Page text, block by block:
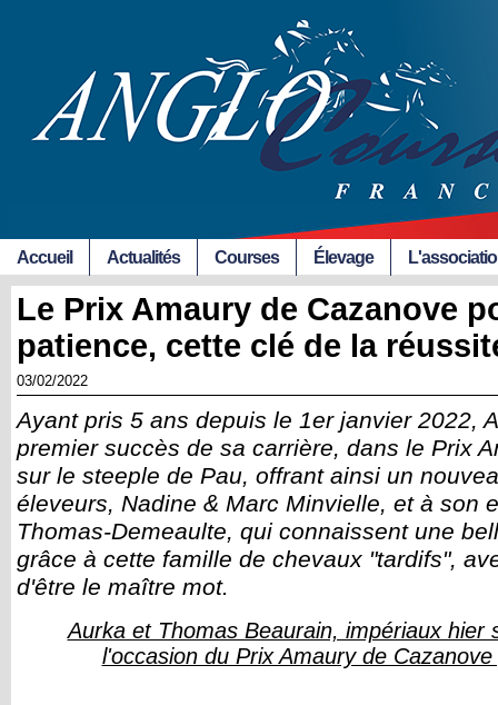
Accueil Actualités Courses Élevage
Le Prix Amaury de Cazanove
patience, cette clé de la
03/02/2022
Ayant pris 5 ans depuis le 1er janvier 2022,
premier succès de sa carrière, dans le Prix
sur le steeple de Pau, offrant ainsi un
éleveurs, Nadine & Marc Minvielle, et à son
Thomas-Demeaulte, qui connaissent une
grâce à cette famille de chevaux "tardifs",
d'être le maître mot.
Aurka et Thomas Beaurain, impériaux hier
l'occasion du Prix Amaury de